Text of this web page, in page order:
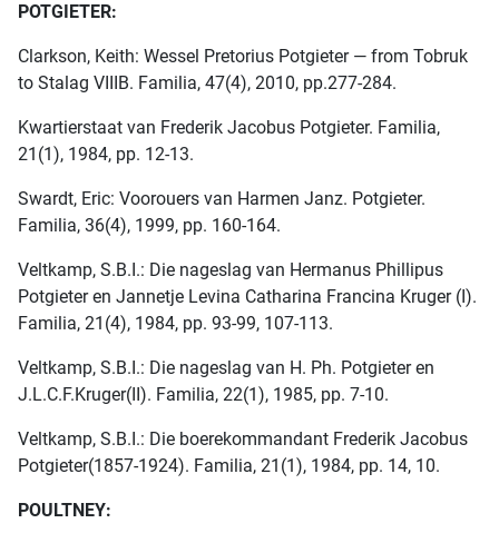
POTGIETER:
Clarkson, Keith: Wessel Pretorius Potgieter — from Tobruk
to Stalag VIIIB. Familia, 47(4), 2010, pp.277-284.
Kwartierstaat van Frederik Jacobus Potgieter. Familia,
21(1), 1984, pp. 12-13.
Swardt, Eric: Voorouers van Harmen Janz. Potgieter.
Familia, 36(4), 1999, pp. 160-164.
Veltkamp, S.B.I.: Die nageslag van Hermanus Phillipus
Potgieter en Jannetje Levina Catharina Francina Kruger (I).
Familia, 21(4), 1984, pp. 93-99, 107-113.
Veltkamp, S.B.I.: Die nageslag van H. Ph. Potgieter en
J.L.C.F.Kruger(II). Familia, 22(1), 1985, pp. 7-10.
Veltkamp, S.B.I.: Die boerekommandant Frederik Jacobus
Potgieter(1857-1924). Familia, 21(1), 1984, pp. 14, 10.
POULTNEY: